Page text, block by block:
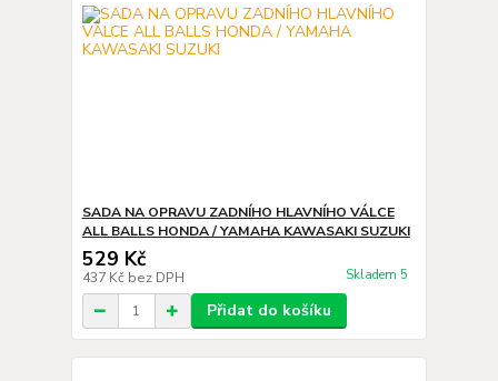
SADA NA OPRAVU ZADNÍHO HLAVNÍHO VÁLCE
ALL BALLS HONDA / YAMAHA KAWASAKI SUZUKI
529 Kč
437 Kč bez DPH Skladem 5
Přidat do košíku